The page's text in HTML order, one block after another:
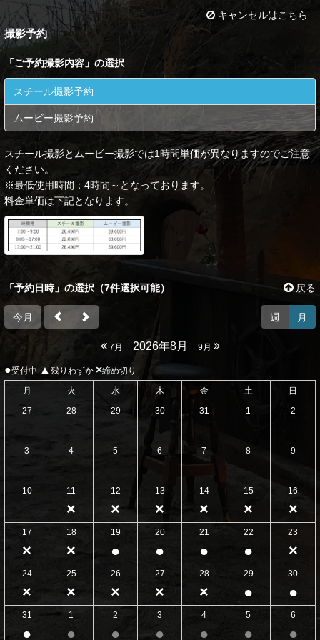
キャンセルはこちら
撮影予約
「ご予約撮影内容 」の選択
スチール撮影予約
ムービー撮影予約
スチール撮影とムービー撮影では1時間単価が異なりますのでご注意
ください。
※最低使用時間：4時間～となっております。
料金単価は下記となります。
戻る
「予約日時」の選択（7件選択可能）
今月
7月 2026年8月 9月
週 月
●受付中 ▲ 残りわずか ×締め切り
月
火 水 木 金 土
日
27
28 29 30 31 1 2
3 4 5 6 7 8 9
10 11
×
12
×
13
×
14
×
15
×
16
×
17
×
18
×
19
●
20
●
21
●
22
●
23
×
24
×
25
×
26
×
27
×
28
×
29
●
30
●
31
●
1
●
2
●
3
●
4
●
5
●
6
●